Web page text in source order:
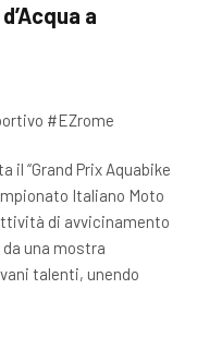
a
#EZrome
il “Grand Prix Aquabike
Italiano Moto
di avvicinamento
una mostra
talenti, unendo